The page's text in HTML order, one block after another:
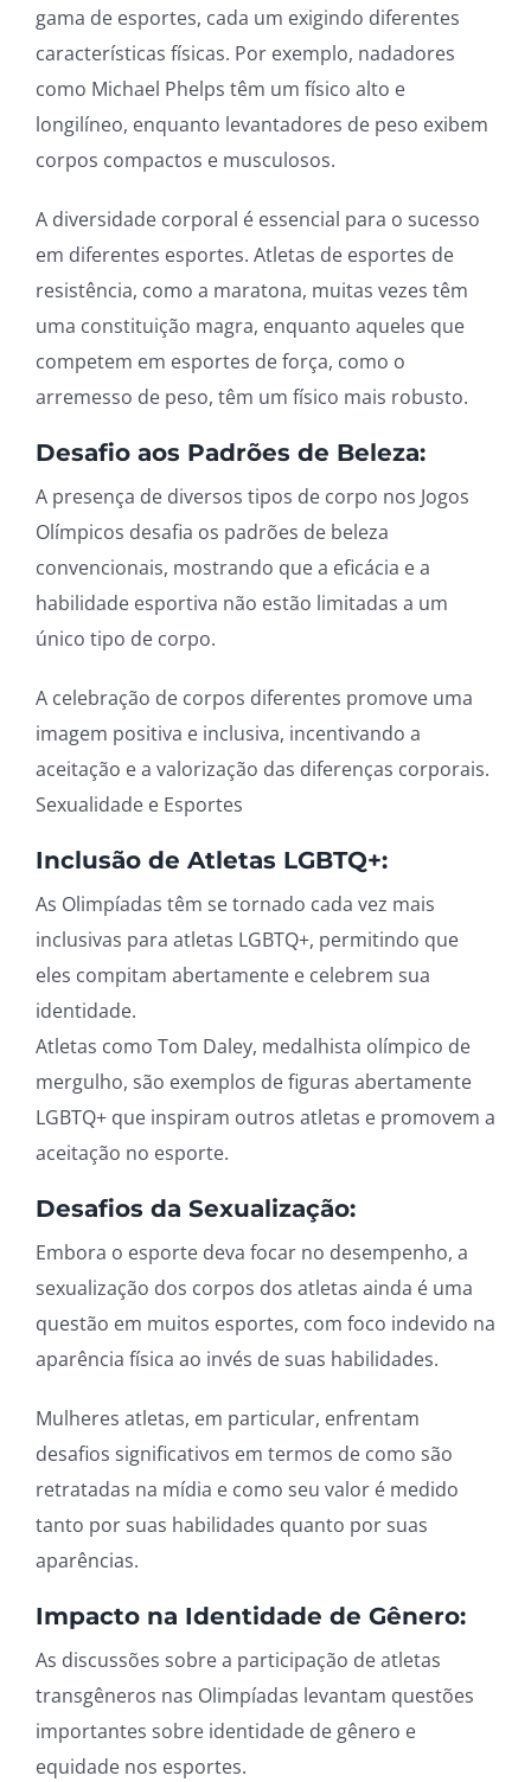
gama de esportes, cada um exigindo diferentes
características físicas. Por exemplo, nadadores
como Michael Phelps têm um físico alto e
longilíneo, enquanto levantadores de peso exibem
corpos compactos e musculosos.
A diversidade corporal é essencial para o sucesso
em diferentes esportes. Atletas de esportes de
resistência, como a maratona, muitas vezes têm
uma constituição magra, enquanto aqueles que
competem em esportes de força, como o
arremesso de peso, têm um físico mais robusto.
Desafio aos Padrões de Beleza:
A presença de diversos tipos de corpo nos Jogos
Olímpicos desafia os padrões de beleza
convencionais, mostrando que a eficácia e a
habilidade esportiva não estão limitadas a um
único tipo de corpo.
A celebração de corpos diferentes promove uma
imagem positiva e inclusiva, incentivando a
aceitação e a valorização das diferenças corporais.
Sexualidade e Esportes
Inclusão de Atletas LGBTQ+:
As Olimpíadas têm se tornado cada vez mais
inclusivas para atletas LGBTQ+, permitindo que
eles compitam abertamente e celebrem sua
identidade.
Atletas como Tom Daley, medalhista olímpico de
mergulho, são exemplos de figuras abertamente
LGBTQ+ que inspiram outros atletas e promovem a
aceitação no esporte.
Desafios da Sexualização:
Embora o esporte deva focar no desempenho, a
sexualização dos corpos dos atletas ainda é uma
questão em muitos esportes, com foco indevido na
aparência física ao invés de suas habilidades.
Mulheres atletas, em particular, enfrentam
desafios significativos em termos de como são
retratadas na mídia e como seu valor é medido
tanto por suas habilidades quanto por suas
aparências.
Impacto na Identidade de Gênero:
As discussões sobre a participação de atletas
transgêneros nas Olimpíadas levantam questões
importantes sobre identidade de gênero e
equidade nos esportes.